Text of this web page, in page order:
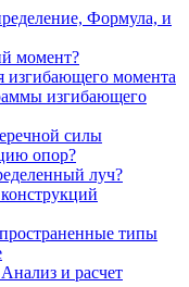
Формула, и
момент?
изгибающего момента
изгибающего
силы
опор?
луч?
типы
и расчет